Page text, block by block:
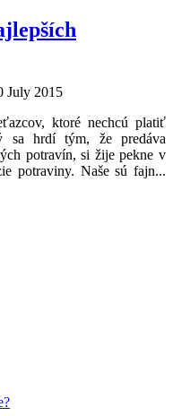
July 2015
ktoré nechcú platiť
sa hrdí tým, že predáva
potravín, si žije pekne v
potraviny. Naše sú fajn...